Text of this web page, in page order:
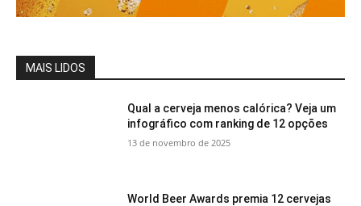
MAIS LIDOS
Qual a cerveja menos calórica? Veja um
infográfico com ranking de 12 opções
13 de novembro de 2025
World Beer Awards premia 12 cervejas